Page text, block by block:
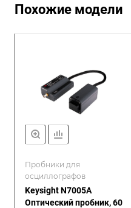
Похожие модели
Пробники для
осциллографов
Keysight N7005A
Оптический пробник, 60